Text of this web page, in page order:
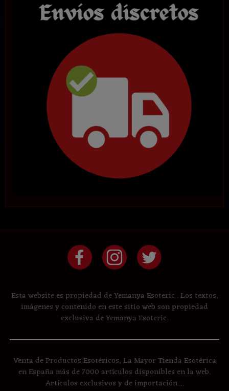
Esta website es propiedad de Yemanya Esoteric . Los textos,
imágenes y contenido en este sitio web son propiedad
exclusiva de Yemanya Esoteric.
Venta de Productos Esotéricos, La Mayor Tienda Esotérica
en España más de 7000 artículos disponibles en la web.
Artículos exclusivos y de importación....